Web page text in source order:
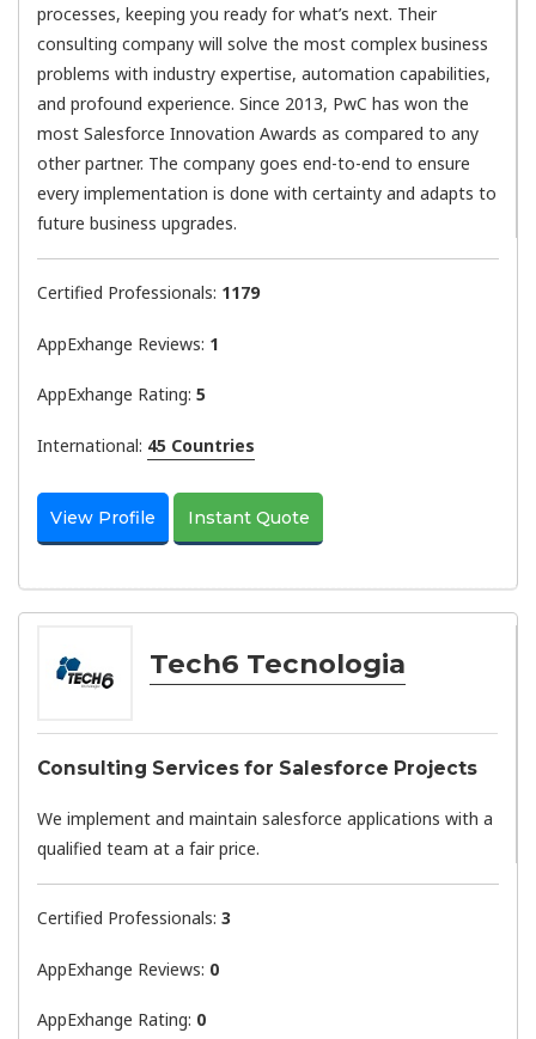
processes, keeping you ready for what’s next. Their
consulting company will solve the most complex business
problems with industry expertise, automation capabilities,
and profound experience. Since 2013, PwC has won the
most Salesforce Innovation Awards as compared to any
other partner. The company goes end-to-end to ensure
every implementation is done with certainty and adapts to
future business upgrades.
Certified Professionals: 1179
AppExhange Reviews: 1
AppExhange Rating: 5
International: 45 Countries
View Profile Instant Quote
Tech6 Tecnologia
Consulting Services for Salesforce Projects
We implement and maintain salesforce applications with a
qualified team at a fair price.
Certified Professionals: 3
AppExhange Reviews: 0
AppExhange Rating: 0